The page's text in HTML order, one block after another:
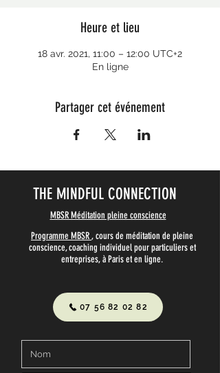
Heure et lieu
18 avr. 2021, 11:00 – 12:00 UTC+2
En ligne
Partager cet événement
THE MINDFUL CONNECTION
MBSR Méditation pleine conscience
Programme MBSR, cours de méditation de pleine
conscience, coaching individuel pour particuliers et
entreprises, à Paris et en ligne.
07 56 82 02 82